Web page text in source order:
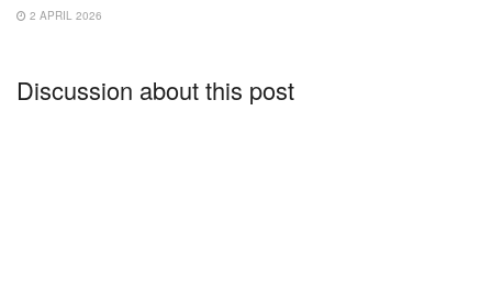
2 APRIL 2026
Discussion about this post